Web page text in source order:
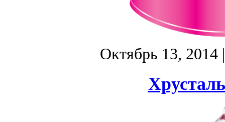
Октябрь 13, 2014